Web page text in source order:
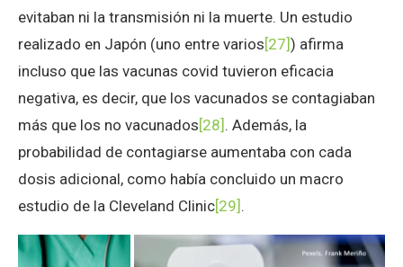
evitaban ni la transmisión ni la muerte. Un estudio
realizado en Japón (uno entre varios[27]) afirma
incluso que las vacunas covid tuvieron eficacia
negativa, es decir, que los vacunados se contagiaban
más que los no vacunados[28] . Además, la
probabilidad de contagiarse aumentaba con cada
dosis adicional, como había concluido un macro
estudio de la Cleveland Clinic[29] .